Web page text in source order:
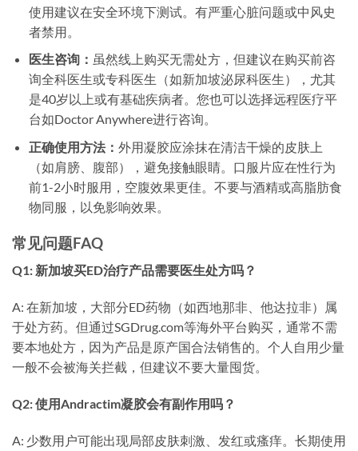
使用建议在安全环境下测试。有严重心脏问题或中风史
者禁用。
医生咨询： 虽然线上购买无需处方，但建议在购买前咨
询全科医生或专科医生（如新加坡泌尿科医生），尤其
是40岁以上或有基础疾病者。您也可以选择远程医疗平
台如Doctor Anywhere进行咨询。
正确使用方法： 外用凝胶应涂抹在清洁干燥的皮肤上
（如肩膀、腹部），避免接触眼睛。口服片应在性行为
前1-2小时服用，空腹效果更佳。不要与酒精或高脂肪食
物同服，以免影响效果。
常见问题FAQ
Q1: 新加坡买ED治疗产品需要医生处方吗？
A: 在新加坡，大部分ED药物（如西地那非、他达拉非）属
于处方药。但通过SGDrug.com等海外平台购买，通常不需
要本地处方，因为产品是原产国合法销售的。个人自用少量
一般不会被海关拦截，但建议不要大量囤货。
Q2: 使用Andractim凝胶会有副作用吗？
A: 少数用户可能出现局部皮肤刺激、发红或瘙痒。长期使用